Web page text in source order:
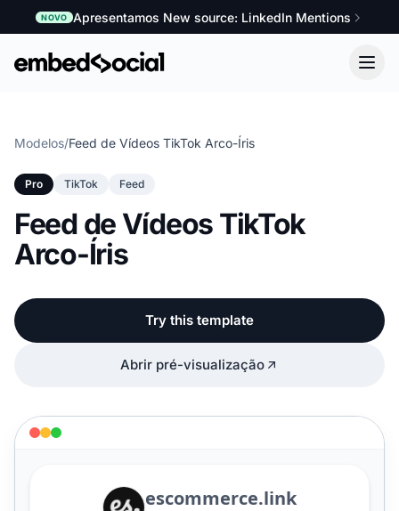
NOVO Apresentamos New source: LinkedIn Mentions
Modelos/Feed de Vídeos TikTok Arco-Íris
Pro TikTok Feed
Feed de Vídeos TikTok
Arco-Íris
Try this template
Abrir pré-visualização